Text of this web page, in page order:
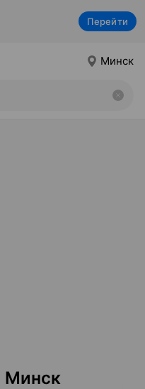
Перейти
Минск
Минск